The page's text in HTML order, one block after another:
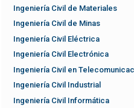
Ingeniería Civil de Materiales
Ingeniería Civil de Minas
Ingeniería Civil Eléctrica
Ingeniería Civil Electrónica
Ingeniería Civil en
Ingeniería Civil Industrial
Ingeniería Civil Informática